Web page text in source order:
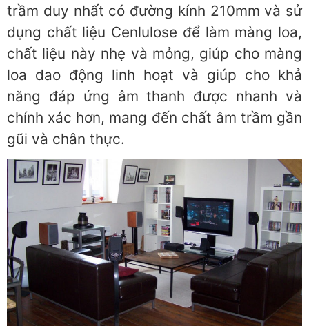
trầm duy nhất có đường kính 210mm và sử
dụng chất liệu Cenlulose để làm màng loa,
chất liệu này nhẹ và mỏng, giúp cho màng
loa dao động linh hoạt và giúp cho khả
năng đáp ứng âm thanh được nhanh và
chính xác hơn, mang đến chất âm trầm gần
gũi và chân thực.